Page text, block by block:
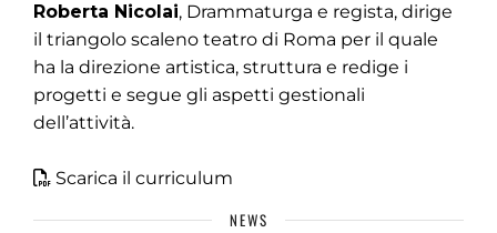
Roberta Nicolai, Drammaturga e regista, dirige
il triangolo scaleno teatro di Roma per il quale
ha la direzione artistica, struttura e redige i
progetti e segue gli aspetti gestionali
dell’attività.
Scarica il curriculum
NEWS